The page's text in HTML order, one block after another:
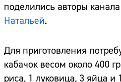
поделились авторы канала
Натальей.
Для приготовления
кабачок весом около 400
риса, 1 луковица, 3 яйца